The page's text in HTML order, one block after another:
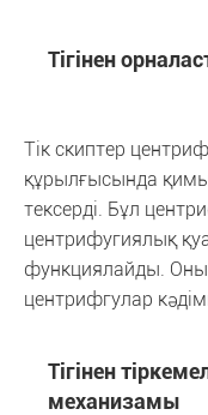
Тігінен
Тік скиптер
құрылғысында
тексерді. Бұл
центрифугиялық
функциялайды.
центрифгулар
Тігінен
механизамы